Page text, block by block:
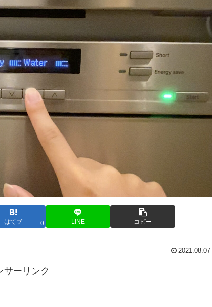
はてブ 0 LINE コピー
2021.08.07
サーリンク